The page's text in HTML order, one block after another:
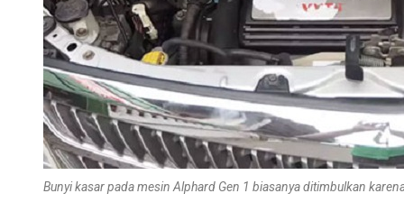
Bunyi kasar pada mesin Alphard Gen 1 biasanya ditimbulkan